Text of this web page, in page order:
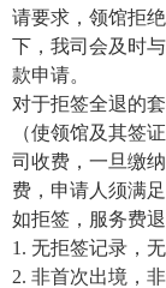
请要求，领馆拒
下，我司会及时
款申请。
对于拒签全退的
（使领馆及其签
司收费，一旦缴
费，申请人须满
如拒签，服务费退
1. 无拒签记录，
2. 非首次出境，